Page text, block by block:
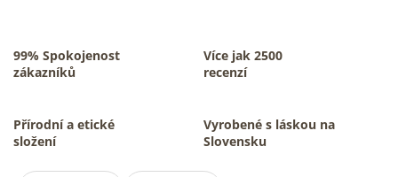
99% Spokojenost
zákazníků
Více jak 2500
recenzí
Přírodní a etické
složení
Vyrobené s láskou na
Slovensku